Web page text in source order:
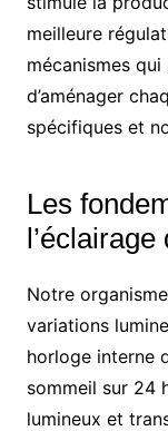
meilleure
mécanismes
d’aménager
spécifiques et
Les
Notre
variations
horloge interne
sommeil sur 24
lumineux et